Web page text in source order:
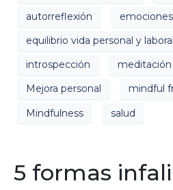
autorreflexión
emociones
equilibrio vida personal y laboral
introspección
meditación
Mejora personal
mindful
Mindfulness
salud
5 formas